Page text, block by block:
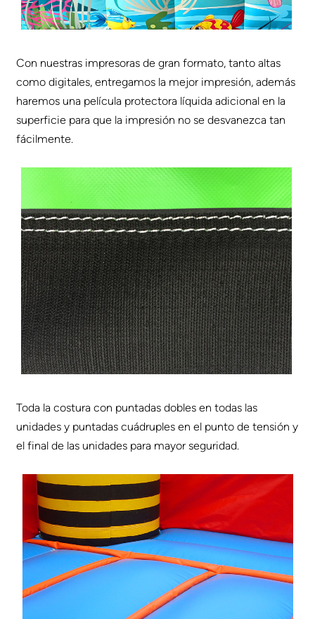
Con nuestras impresoras de gran formato, tanto altas
como digitales, entregamos la mejor impresión, además
haremos una película protectora líquida adicional en la
superficie para que la impresión no se desvanezca tan
fácilmente.
Toda la costura con puntadas dobles en todas las
unidades y puntadas cuádruples en el punto de tensión y
el final de las unidades para mayor seguridad.